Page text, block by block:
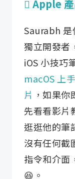
 Apple
Saurabh 是
獨立開發者
iOS 小技巧
macOS 上
片 ，如果
先看看影片
逛逛他的筆
沒有任何截
指令和介面
😆。